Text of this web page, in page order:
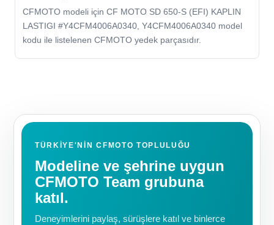
CFMOTO modeli için CF MOTO SD 650-S (EFI) KAPLIN
LASTIGI #Y4CFM4006A0340, Y4CFM4006A0340 model
kodu ile listelenen CFMOTO yedek parçasıdır.
TÜRKIYE'NIN CFMOTO TOPLULUĞU
Modeline ve şehrine uygun
CFMOTO Team grubuna
katıl.
Deneyimlerini paylaş, sürüşlere katıl ve binlerce